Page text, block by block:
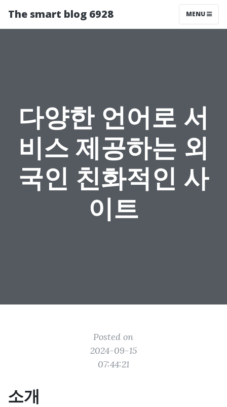
The smart blog 6928 MENU
다양한 언어로 서
비스 제공하는 외
국인 친화적인 사
이트
Posted on
2024-09-15
07:44:21
소개